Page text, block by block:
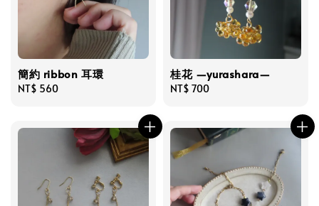
簡約 ribbon 耳環
Regular
NT$ 560
桂花 —yurashara—
Regular
NT$ 700